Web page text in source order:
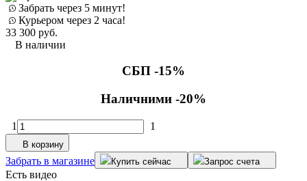
Забрать через 5 минут!
Курьером через 2 часа!
33 300 руб.
В наличии
СБП -15%
Наличними -20%
1 1
В корзину
Забрать в магазине Купить сейчас Запрос счета
Есть видео